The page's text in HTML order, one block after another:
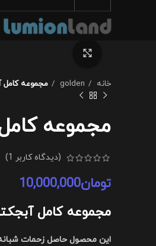
خانه golden مجموعه کامل
مجموعه
(دیدگاه کاربر 1
)
تومان10,000,000
مجموعه کامل
این محصول حاصل زحمات